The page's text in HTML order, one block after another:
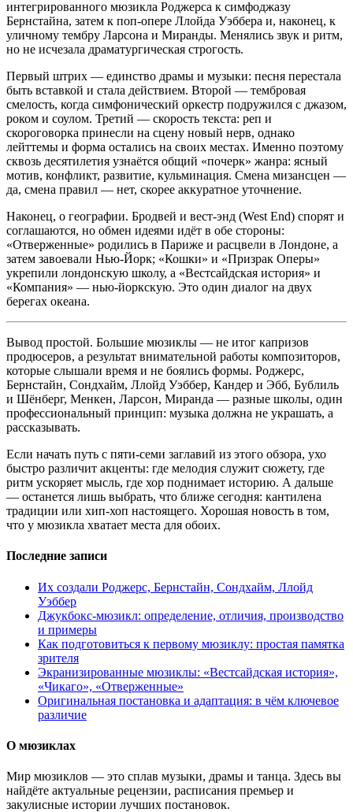
интегрированного мюзикла Роджерса к симфоджазу
Бернстайна, затем к поп‑опере Ллойда Уэббера и, наконец, к
уличному тембру Ларсона и Миранды. Менялись звук и ритм,
но не исчезала драматургическая строгость.
Первый штрих — единство драмы и музыки: песня перестала
быть вставкой и стала действием. Второй — тембровая
смелость, когда симфонический оркестр подружился с джазом,
роком и соулом. Третий — скорость текста: реп и
скороговорка принесли на сцену новый нерв, однако
лейттемы и форма остались на своих местах. Именно поэтому
сквозь десятилетия узнаётся общий «почерк» жанра: ясный
мотив, конфликт, развитие, кульминация. Смена мизансцен —
да, смена правил — нет, скорее аккуратное уточнение.
Наконец, о географии. Бродвей и вест‑энд (West End) спорят и
соглашаются, но обмен идеями идёт в обе стороны:
«Отверженные» родились в Париже и расцвели в Лондоне, а
затем завоевали Нью‑Йорк; «Кошки» и «Призрак Оперы»
укрепили лондонскую школу, а «Вестсайдская история» и
«Компания» — нью‑йоркскую. Это один диалог на двух
берегах океана.
Вывод простой. Большие мюзиклы — не итог капризов
продюсеров, а результат внимательной работы композиторов,
которые слышали время и не боялись формы. Роджерс,
Бернстайн, Сондхайм, Ллойд Уэббер, Кандер и Эбб, Бублиль
и Шёнберг, Менкен, Ларсон, Миранда — разные школы, один
профессиональный принцип: музыка должна не украшать, а
рассказывать.
Если начать путь с пяти‑семи заглавий из этого обзора, ухо
быстро различит акценты: где мелодия служит сюжету, где
ритм ускоряет мысль, где хор поднимает историю. А дальше
— останется лишь выбрать, что ближе сегодня: кантилена
традиции или хип‑хоп настоящего. Хорошая новость в том,
что у мюзикла хватает места для обоих.
Последние записи
Их создали Роджерс, Бернстайн, Сондхайм, Ллойд
Уэббер
Джукбокс‑мюзикл: определение, отличия, производство
и примеры
Как подготовиться к первому мюзиклу: простая памятка
зрителя
Экранизированные мюзиклы: «Вестсайдская история»,
«Чикаго», «Отверженные»
Оригинальная постановка и адаптация: в чём ключевое
различие
О мюзиклах
Мир мюзиклов — это сплав музыки, драмы и танца. Здесь вы
найдёте актуальные рецензии, расписания премьер и
закулисные истории лучших постановок.